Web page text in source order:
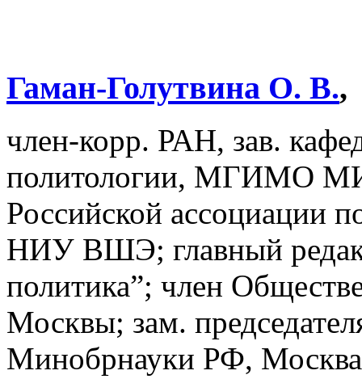
Гаман-Голутвина О. В.,
член-корр. РАН, зав.
политологии, МГИМО
Российской ассоциации
НИУ ВШЭ; главный
политика”; член
Москвы; зам.
Минобрнауки РФ,